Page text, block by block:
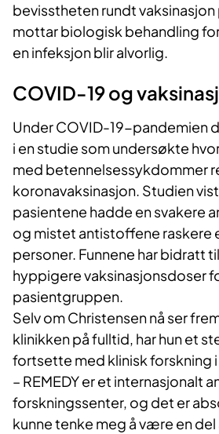
bevisstheten rundt
mottar biologisk behandling
en infeksjon blir alvorlig.
COVID-19 og
Under COVID-19-pandemien
i en studie som undersøkte
med betennelsessykdommer
koronavaksinasjon. Studien
pasientene hadde en svakere
og mistet antistoffene raskere
personer. Funnene har bidratt
hyppigere vaksinasjonsdoser
pasientgruppen.
Selv om Christensen nå ser
klinikken på fulltid, har hun et
fortsette med klinisk forskning
– REMEDY er et internasjonalt
forskningssenter, og det er
kunne tenke meg å være en del